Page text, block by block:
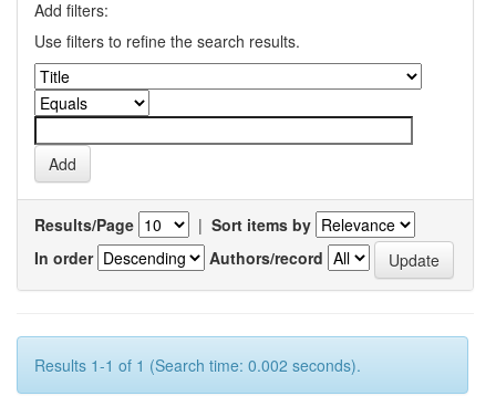
Add filters:
Use filters to refine the search results.
Results/Page | Sort items by
In order
Authors/record
Results 1-1 of 1 (Search time: 0.002 seconds).